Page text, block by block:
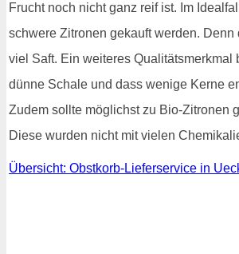
Frucht noch nicht ganz reif ist. Im
schwere Zitronen gekauft werden. Denn
viel Saft. Ein weiteres Qualitätsmerkmal
dünne Schale und dass wenige Kerne
Zudem sollte möglichst zu Bio-Zitronen
Diese wurden nicht mit vielen
Übersicht: Obstkorb-Lieferservice in